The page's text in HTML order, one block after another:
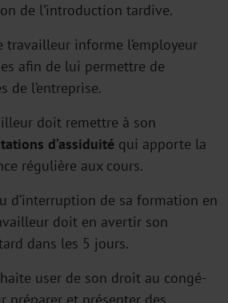
de l’introduction tardive.
travailleur informe l’employeur
afin de lui permettre de
de l’entreprise.
doit remettre à son
d’assiduité qui apporte la
régulière aux cours.
d’interruption de sa formation en
doit en avertir son
dans les 5 jours.
user de son droit au congé-